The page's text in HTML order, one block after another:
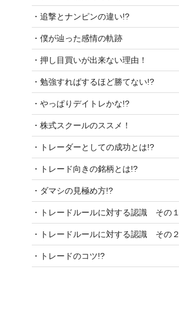
・追撃とナンピンの違い!?
・僕が辿った感情の軌跡
・押し目買いが出来ない理由！
・勉強すればするほど勝てない!?
・やっぱりデイトレかな!?
・株式スクールのススメ！
・トレーダーとしての成功とは!?
・トレード向きの銘柄とは!?
・ダマシの見極め方!?
・トレードルールに対する認識 その１
・トレードルールに対する認識 その２
・トレードのコツ!?